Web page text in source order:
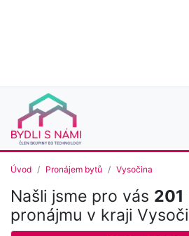
Úvod Pronájem bytů Vysočina
Našli jsme pro vás 201
pronájmu v kraji